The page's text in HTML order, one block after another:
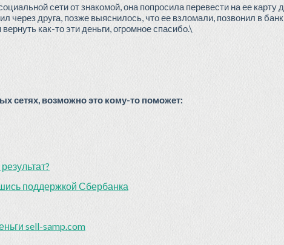
сети от знакомой, она попросила перевести на ее карту
через друга, позже выяснилось, что ее взломали, позвонил в
как-то эти деньги, огромное спасибо.\
сетях, возможно это кому-то поможет:
поддержкой Сбербанка
sell-samp.com